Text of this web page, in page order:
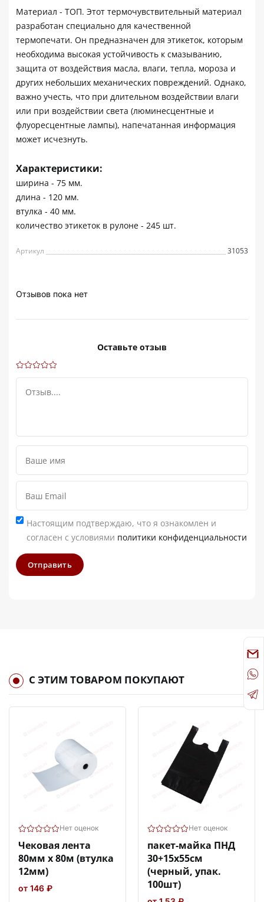
Материал - ТОП. Этот термочувствительный материал
разработан специально для качественной
термопечати. Он предназначен для этикеток, которым
необходима высокая устойчивость к смазыванию,
защита от воздействия масла, влаги, тепла, мороза и
других небольших механических повреждений. Однако,
важно учесть, что при длительном воздействии влаги
или при воздействии света (люминесцентные и
флуоресцентные лампы), напечатанная информация
может исчезнуть.
Характеристики:
ширина - 75 мм.
длина - 120 мм.
втулка - 40 мм.
количество этикеток в рулоне - 245 шт.
Артикул 31053
Отзывов пока нет
Оставьте отзыв
Настоящим подтверждаю, что я ознакомлен и
согласен с условиями политики конфиденциальности
Отправить
С ЭТИМ ТОВАРОМ ПОКУПАЮТ
Нет оценок
Чековая лента
80мм х 80м (втулка
12мм)
от 146 ₽
Нет оценок
пакет-майка ПНД
30+15х55см
(черный, упак.
100шт)